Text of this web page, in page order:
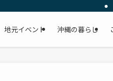
地元イベント 沖縄の暮らし